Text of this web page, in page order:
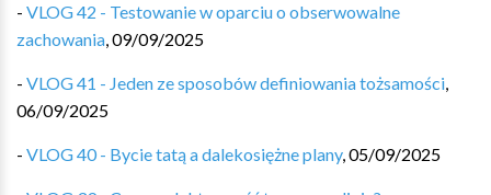
- VLOG 42 - Testowanie w oparciu o obserwowalne
zachowania,09/09/2025
- VLOG 41 - Jeden ze sposobów definiowania tożsamości,
06/09/2025
- VLOG 40 - Bycie tatą a dalekosiężne plany,05/09/2025